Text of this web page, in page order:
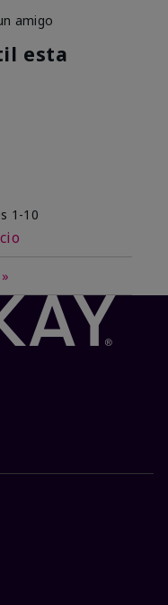
amigo
esta
1-10
»